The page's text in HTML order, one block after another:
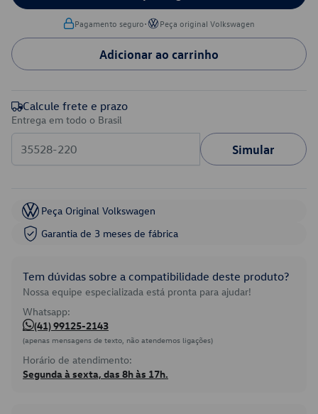
Pagamento seguro• Peça original Volkswagen
Adicionar ao carrinho
Calcule frete e prazo
Entrega em todo o Brasil
Simular
Peça Original Volkswagen
Garantia de 3 meses de fábrica
Tem dúvidas sobre a compatibilidade deste produto?
Nossa equipe especializada está pronta para ajudar!
Whatsapp:
(41) 99125-2143
(apenas mensagens de texto, não atendemos ligações)
Horário de atendimento:
Segunda à sexta, das 8h às 17h.